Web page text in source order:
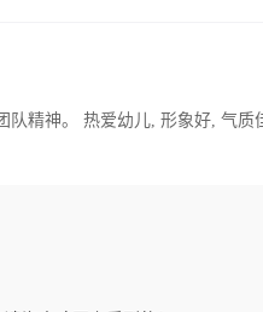
精神。 热爱幼儿, 形象好, 气质